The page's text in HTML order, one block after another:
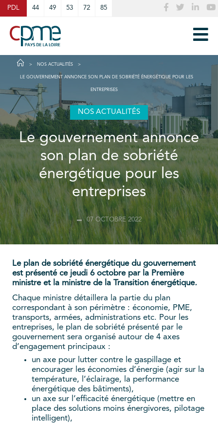
PDL 44 49 53 72 85
NOS ACTUALITÉS
LE GOUVERNEMENT ANNONCE SON PLAN DE SOBRIÉTÉ ÉNERGÉTIQUE POUR LES
ENTREPRISES
NOS ACTUALITÉS
Le gouvernement annonce
son plan de sobriété
énergétique pour les
entreprises
07 OCTOBRE 2022
Le plan de sobriété énergétique du gouvernement
est présenté ce jeudi 6 octobre par la Première
ministre et la ministre de la Transition énergétique.
Chaque ministre détaillera la partie du plan
correspondant à son périmètre : économie, PME,
transports, armées, administrations etc. Pour les
entreprises, le plan de sobriété présenté par le
gouvernement sera organisé autour de 4 axes
d’engagement principaux :
un axe pour lutter contre le gaspillage et
encourager les économies d’énergie (agir sur la
température, l’éclairage, la performance
énergétique des bâtiments),
un axe sur l’efficacité énergétique (mettre en
place des solutions moins énergivores, pilotage
intelligent),
Cookies management panel